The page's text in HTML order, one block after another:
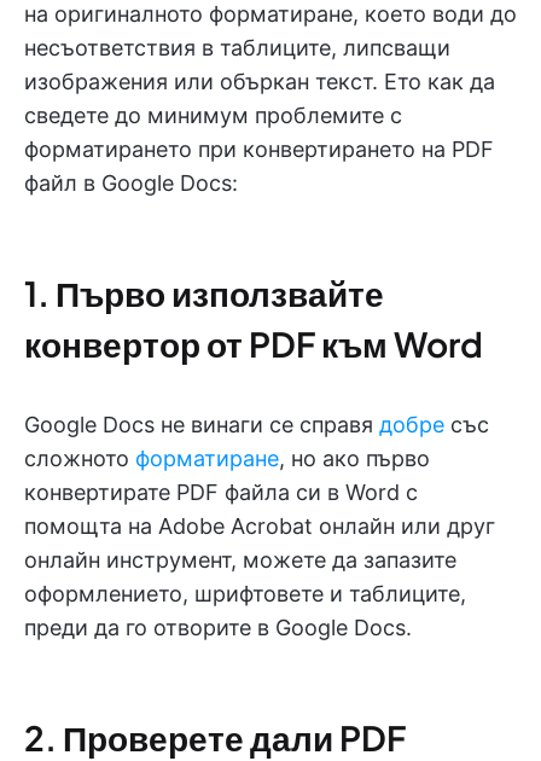
на оригиналното форматиране, което води до
несъответствия в таблиците, липсващи
изображения или объркан текст. Ето как да
сведете до минимум проблемите с
форматирането при конвертирането на PDF
файл в Google Docs:
1. Първо използвайте
конвертор от PDF към Word
Google Docs не винаги се справя добре със
сложното форматиране, но ако първо
конвертирате PDF файла си в Word с
помощта на Adobe Acrobat онлайн или друг
онлайн инструмент, можете да запазите
оформлението, шрифтовете и таблиците,
преди да го отворите в Google Docs.
2. Проверете дали PDF